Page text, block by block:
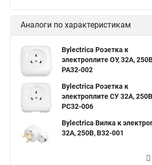
Аналоги по характеристикам
Bylectrica Розетка к
электроплите ОУ, 32А,
РА32-002
Bylectrica Розетка к
электроплите СУ 32А,
РС32-006
Bylectrica Вилка к
32А, 250В, В32-001